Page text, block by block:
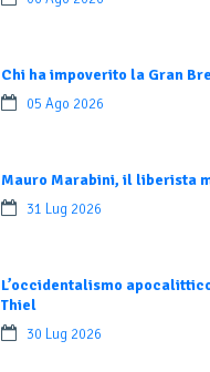
Chi ha impoverito la Gran
05 Ago 2026
Mauro Marabini, il liberista
31 Lug 2026
L’occidentalismo
Thiel
30 Lug 2026